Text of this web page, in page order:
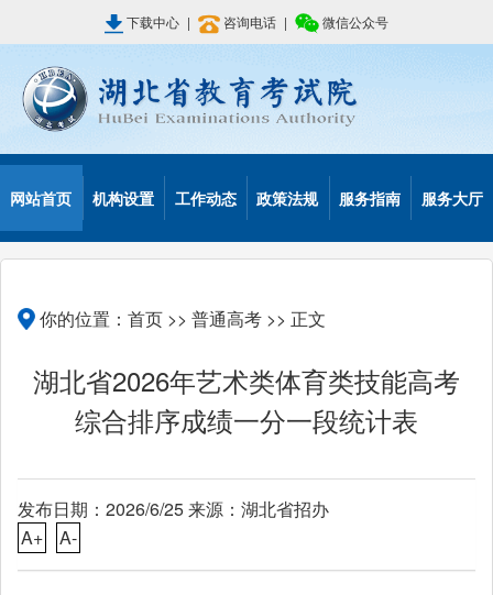
下载中心 | 咨询电话 | 微信公众号
网站首页 机构设置 工作动态 政策法规 服务指南 服务大厅
你的位置： 首页 >> 普通高考 >> 正文
湖北省2026年艺术类体育类技能高考
综合排序成绩一分一段统计表
发布日期：2026/6/25 来源：湖北省招办
A+
A-